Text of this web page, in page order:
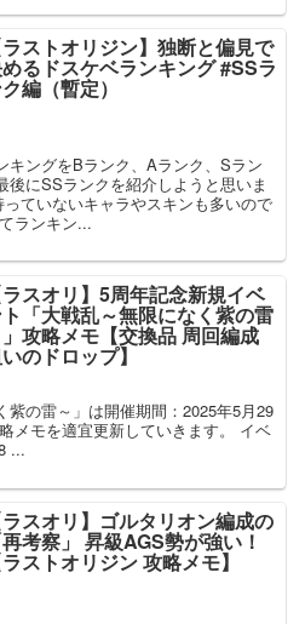
ラストオリジン】独断と偏見で
るドスケベランキング #SSラ
編（暫定）
キングをBランク、Aランク、Sラン
後にSSランクを紹介しようと思いま
ていないキャラやスキンも多いので
ランキン...
ラスオリ】5周年記念新規イベ
「大戦乱～無限になく紫の雷
」攻略メモ【交換品 周回編成
のドロップ】
紫の雷～」は開催期間：2025年5月29
メモを適宜更新していきます。 イベ
...
ラスオリ】ゴルタリオン編成の
再考察」 昇級AGS勢が強い！
ラストオリジン 攻略メモ】